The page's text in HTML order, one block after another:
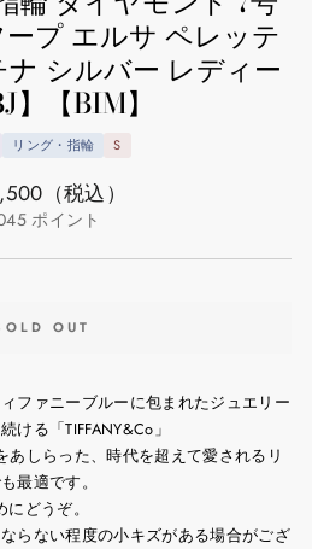
プ エルサ ペレッテ
シルバー レディー
】【BIM】
リング・指輪 S
（税込）
ポイント
OUT
ファニーブルーに包まれたジュエリー
ける「TIFFANY&Co」
しらった、時代を超えて愛されるリ
最適です。
どうぞ。
らない程度の小キズがある場合がござ